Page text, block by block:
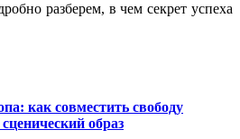
разберем, в чем секрет успеха
как совместить свободу
образ